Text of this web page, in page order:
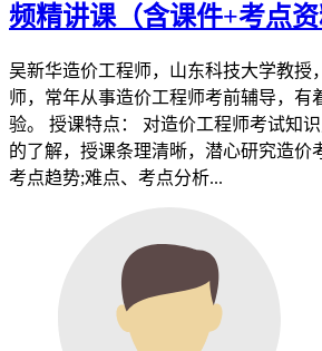
频精讲课（含课件+考点资
吴新华造价工程师，山东科技大学教授
师，常年从事造价工程师考前辅导，有
验。 授课特点： 对造价工程师考试知
的了解，授课条理清晰，潜心研究造价
考点趋势;难点、考点分析...